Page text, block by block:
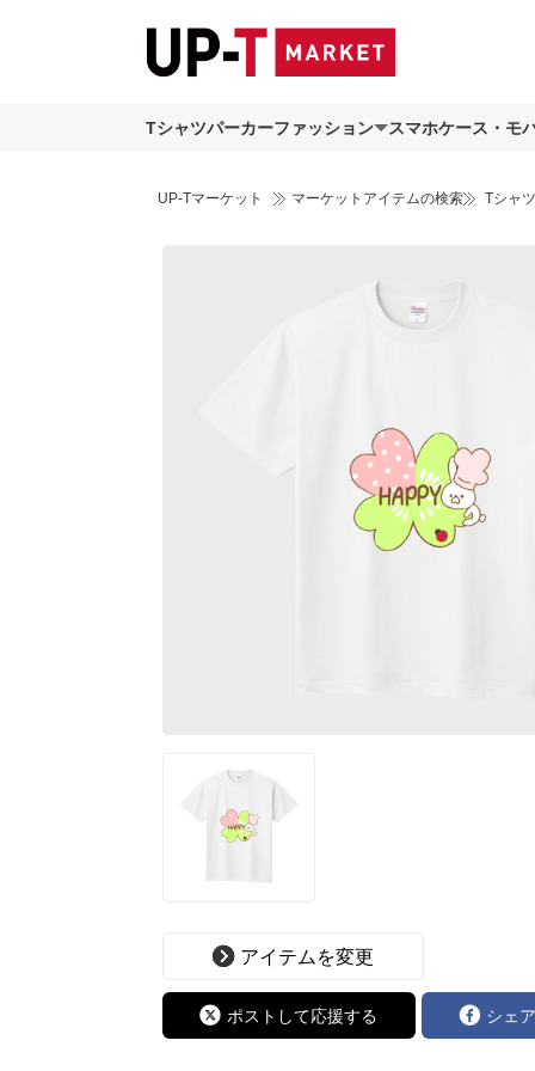
Tシャツパーカーファッション スマホケース・モ
UP-Tマーケット マーケットアイテムの検索 Tシャ
アイテムを変更
ポストして応援する シェ